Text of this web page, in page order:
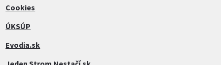
Cookies
ÚKSÚP
Evodia.sk